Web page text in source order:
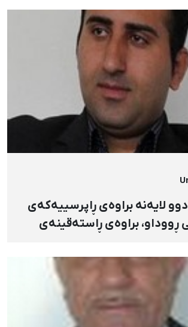
لایەنە براوەی ڕاپرسییەکەی
ڕووداو، براوەی ڕاستەقینەی